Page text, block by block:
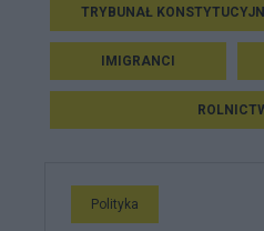
TRYBUNAŁ
IMIGRANCI
Polityka